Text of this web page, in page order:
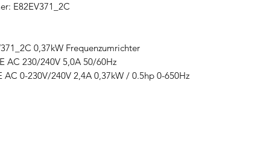
E82EV371_2C
0,37kW Frequenzumrichter
AC 230/240V 5,0A 50/60Hz
0-230V/240V 2,4A 0,37kW / 0.5hp 0-650Hz